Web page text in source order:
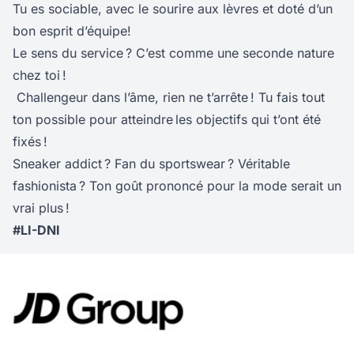
Tu es sociable, avec le sourire aux lèvres et doté d’un
bon esprit d’équipe!
Le sens du service ? C’est comme une seconde nature
chez toi !
Challengeur dans l’âme, rien ne t’arrête ! Tu fais tout
ton possible pour atteindre les objectifs qui t’ont été
fixés !
Sneaker addict ? Fan du sportswear ? Véritable
fashionista ? Ton goût prononcé pour la mode serait un
vrai plus !
#LI-DNI